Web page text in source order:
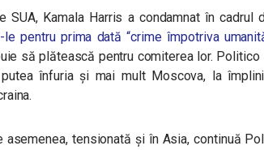
SUA, Kamala Harris a condamnat în
pentru prima dată “crime împotriva
să plătească pentru comiterea lor.
înfuria și mai mult Moscova, la
asemenea, tensionată și în Asia, continuă